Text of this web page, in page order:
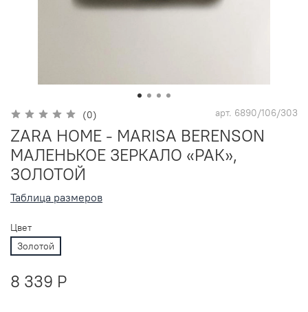
(0) арт. 6890/106/303
ZARA HOME - MARISA BERENSON
МАЛЕНЬКОЕ ЗЕРКАЛО «РАК»,
ЗОЛОТОЙ
Таблица размеров
Цвет
Золотой
8 339 P